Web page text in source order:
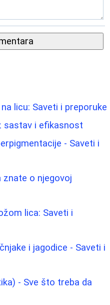
licu: Saveti i preporuke
sastav i efikasnost
- Saveti i
znate o njegovoj
lica: Saveti i
i jagodice - Saveti i
- Sve što treba da